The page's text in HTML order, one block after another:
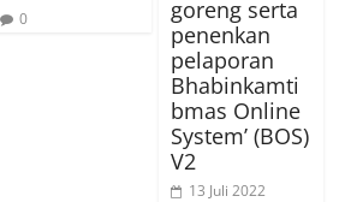
0
goreng serta
penenkan
pelaporan
Bhabinkamti
bmas Online
System’ (BOS)
V2
13 Juli 2022